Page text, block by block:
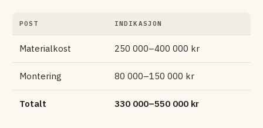
POST INDIKASJON
Materialkost 250 000–400 000 kr
Montering 80 000–150 000 kr
Totalt 330 000–550 000 kr